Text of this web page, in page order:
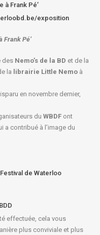
à Frank Pé’
exposition
Frank Pé’
des Nemo’s de la BD et de la
la librairie Little Nemo à
en novembre dernier,
du WBDF ont
a contribué à l’image du
Festival de Waterloo
effectuée, cela vous
plus conviviale et plus